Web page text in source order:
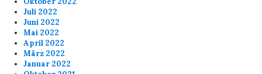
Juli 2022
Juni 2022
Mai 2022
April 2022
März 2022
Januar 2022